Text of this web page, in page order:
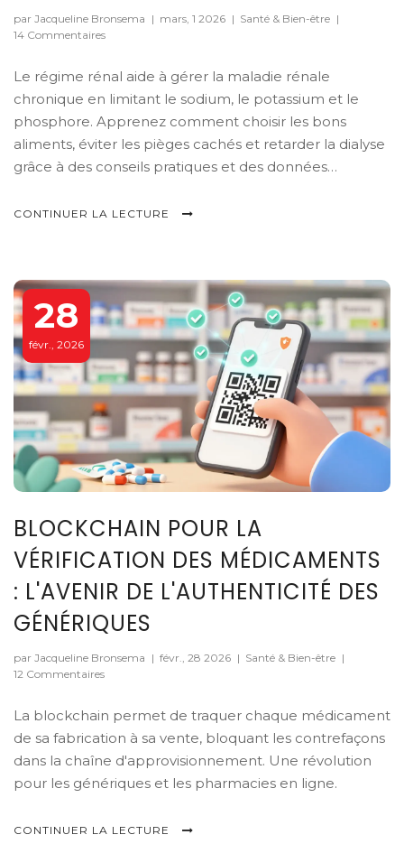
par Jacqueline Bronsema | mars, 1 2026 | Santé & Bien-être |
14 Commentaires
Le régime rénal aide à gérer la maladie rénale
chronique en limitant le sodium, le potassium et le
phosphore. Apprenez comment choisir les bons
aliments, éviter les pièges cachés et retarder la dialyse
grâce à des conseils pratiques et des données
CONTINUER LA LECTURE
28
févr., 2026
BLOCKCHAIN POUR LA
VÉRIFICATION DES MÉDICAMENTS
: L'AVENIR DE L'AUTHENTICITÉ DES
GÉNÉRIQUES
par Jacqueline Bronsema | févr., 28 2026 | Santé & Bien-être |
12 Commentaires
La blockchain permet de traquer chaque médicament
de sa fabrication à sa vente, bloquant les contrefaçons
dans la chaîne d'approvisionnement. Une révolution
pour les génériques et les pharmacies en ligne.
CONTINUER LA LECTURE